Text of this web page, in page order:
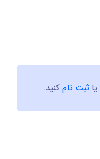
یا ثبت نامکنید.